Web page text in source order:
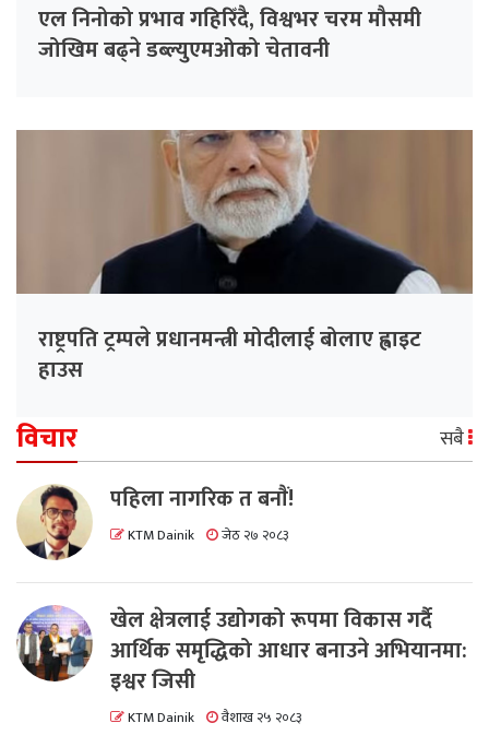
एल निनोको प्रभाव गहिरिँदै, विश्वभर चरम मौसमी
जोखिम बढ्ने डब्ल्युएमओको चेतावनी
राष्ट्रपति ट्रम्पले प्रधानमन्त्री मोदीलाई बोलाए ह्वाइट
हाउस
विचार सबै
पहिला नागरिक त बनाैं!
KTM Dainik जेठ २७ २०८३
खेल क्षेत्रलाई उद्योगको रूपमा विकास गर्दै
आर्थिक समृद्धिको आधार बनाउने अभियानमा:
इश्वर जिसी
KTM Dainik वैशाख २५ २०८३